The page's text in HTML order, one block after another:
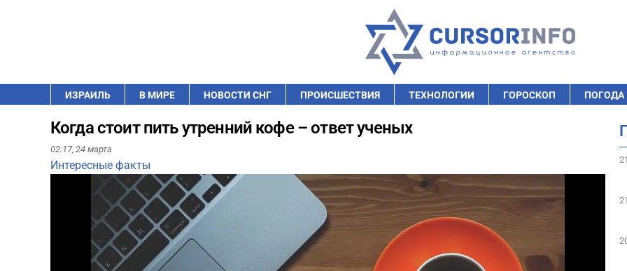
ИЗРАИЛЬ В МИРЕ НОВОСТИ СНГ ПРОИСШЕСТВИЯ ТЕХНОЛОГИИ ГОРОСКОП ПОГОДА
Когда стоит пить утренний кофе – ответ ученых
02:17, 24 марта
Интересные факты
Play